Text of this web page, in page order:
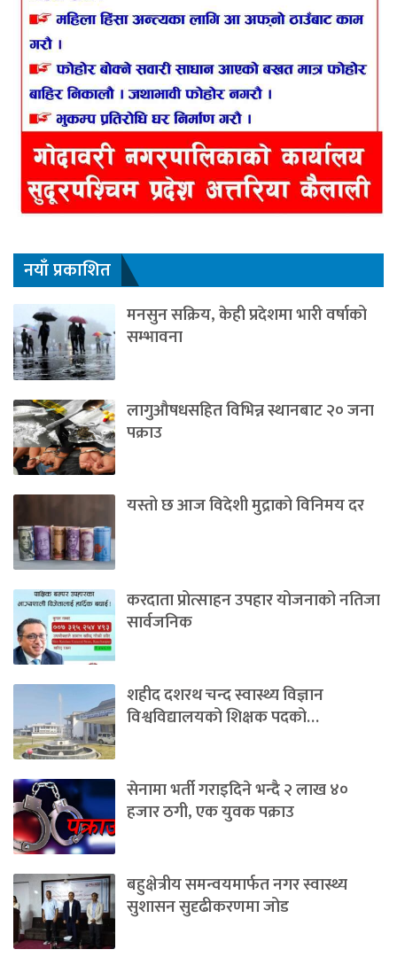
नयाँ प्रकाशित
मनसुन सक्रिय, केही प्रदेशमा भारी वर्षाको
सम्भावना
लागुऔषधसहित विभिन्न स्थानबाट २० जना
पक्राउ
यस्तो छ आज विदेशी मुद्राको विनिमय दर
करदाता प्रोत्साहन उपहार योजनाको नतिजा
सार्वजनिक
शहीद दशरथ चन्द स्वास्थ्य विज्ञान
विश्वविद्यालयको शिक्षक पदको…
सेनामा भर्ती गराइदिने भन्दै २ लाख ४०
हजार ठगी, एक युवक पक्राउ
बहुक्षेत्रीय समन्वयमार्फत नगर स्वास्थ्य
सुशासन सुदृढीकरणमा जोड